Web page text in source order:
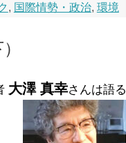
, 国際情勢・政治, 環境
大澤 真幸さんは語る